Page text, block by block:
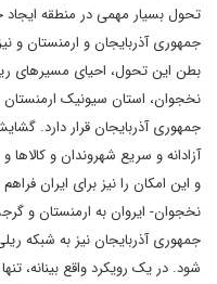
تحول بسیار مهمی در منطقه
جمهوری آذربایجان و ارمنستان و
بطن این تحول، احیای مسیرهای
نخجوان، استان سیونیک ارمنستان
جمهوری آذربایجان قرار دارد.
آزادانه و سریع شهروندان و
و این امکان را نیز برای ایران
نخجوان- ایروان به ارمنستان و
جمهوری آذربایجان نیز به شبکه
شود. در یک رویکرد واقع بینانه،